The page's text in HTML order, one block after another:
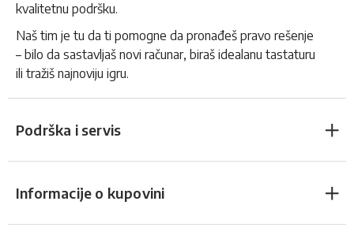
kvalitetnu podršku.
Naš tim je tu da ti pomogne da pronađeš pravo rešenje
– bilo da sastavljaš novi računar, biraš idealanu tastaturu
ili tražiš najnoviju igru.
Podrška i servis
Informacije o kupovini